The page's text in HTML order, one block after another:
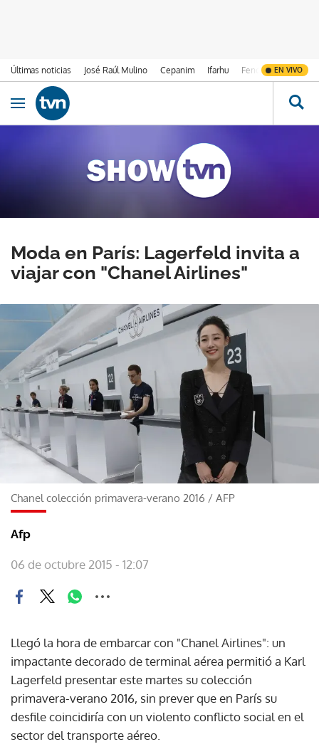
Últimas noticias José Raúl Mulino Cepanim Ifarhu Fenómeno de El
EN VIVO
Ir al contenido
Obrir navegació
Moda en París: Lagerfeld invita a
viajar con "Chanel Airlines"
Chanel colección primavera-verano 2016 / AFP
Afp
06 de octubre 2015 - 12:07
Llegó la hora de embarcar con "Chanel Airlines": un
impactante decorado de terminal aérea permitió a Karl
Lagerfeld presentar este martes su colección
primavera-verano 2016, sin prever que en París su
desfile coincidiría con un violento conflicto social en el
sector del transporte aéreo.